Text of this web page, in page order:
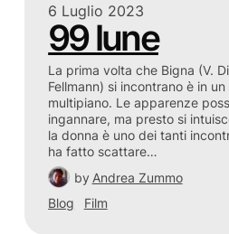
6 Luglio 2023
99 lune
La prima volta che Bigna (V.
Fellmann) si incontrano è in
multipiano. Le apparenze
ingannare, ma presto si
la donna è uno dei tanti
ha fatto scattare…
by Andrea Zummo
Blog
Film